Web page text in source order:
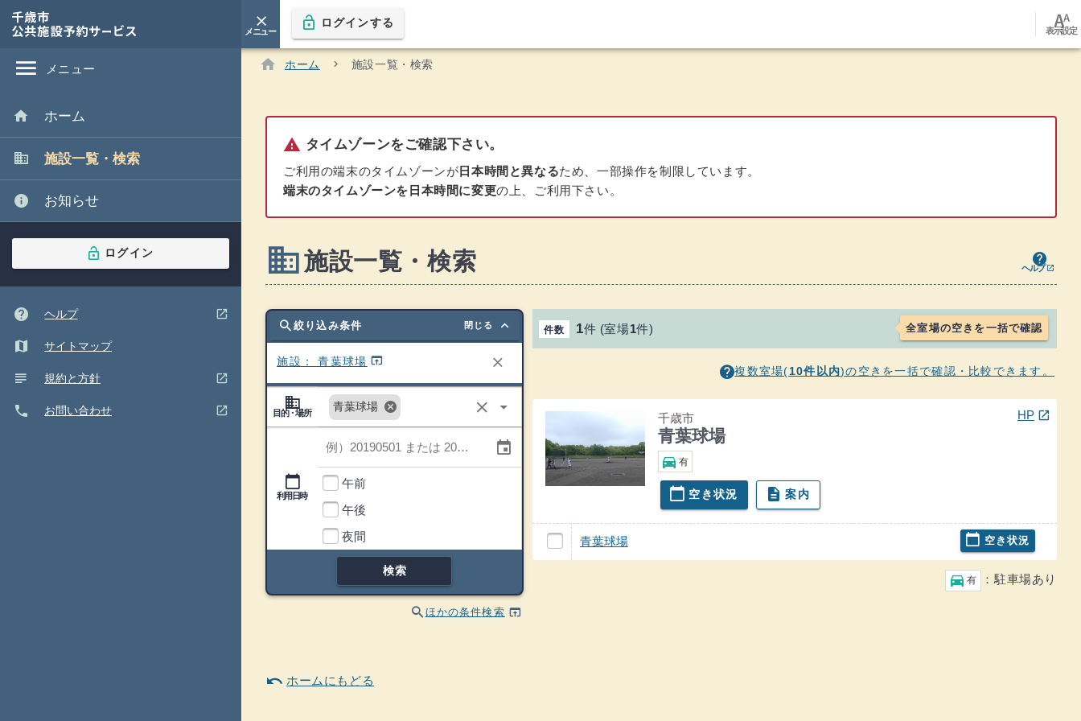
close
メニュー
閉じる
menu メニュー
home ホーム
domain 施設一覧・検索
info お知らせ
lock_open ログイン
help ヘルプ open_in_new
map サイトマップ
subject 規約と方針 open_in_new
phone お問い合わせ open_in_new
lock_open ログインする font_adjuster
表示設定
home ホーム chevron_right 施設一覧・検索
warning タイムゾーンをご確認下さい。
ご利用の端末のタイムゾーンが 日本時間と異なるため、一部操作を制限しています。
端末のタイムゾーンを日本時間に変更の上、ご利用下さい。
domain施設一覧・検索 help
ヘルプopen_in_new
search 絞り込み条件 閉じる keyboard_arrow_up
施設：青葉球場 open_in_browser clear
domain
目的・場所 青葉球場 cancel clear arrow_drop_down
calendar_today
利用日時
event
午前
午後
夜間
検索
search ほかの条件検索 open_in_browser
件数 1件 (室場1件) 全室場の空きを一括で確認
help複数室場(10件以内)の空きを一括で確認・比較できます。
千歳市
青葉球場
directions_car
駐車場
有
calendar_today 青葉球場の
空き状況 description 青葉球場の案内
HP open_in_new
青葉球場 calendar_today 空き状況
directions_car
駐車場
有 ：駐車場あり
undo ホームにもどる